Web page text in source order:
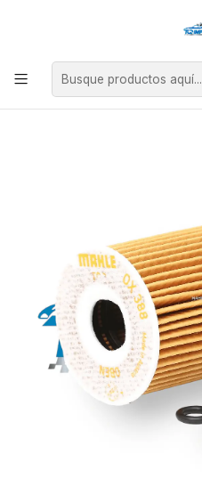
Asesoría personalizada para
Inicio Filtro Aceite VW Amarok